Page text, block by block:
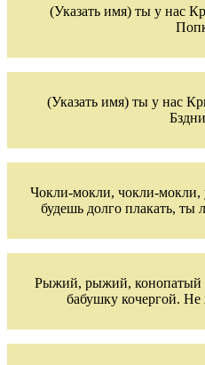
(Указать имя) ты у нас
(Указать имя) ты у нас
Чокли-мокли, чокли-мокли,
будешь долго плакать, ты
Рыжий, рыжий, конопатый
бабушку кочергой.